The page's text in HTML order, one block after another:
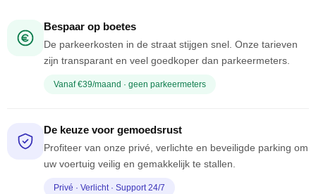
Bespaar op boetes
De parkeerkosten in de straat stijgen snel. Onze tarieven
zijn transparant en veel goedkoper dan parkeermeters.
Vanaf €39/maand · geen parkeermeters
De keuze voor gemoedsrust
Profiteer van onze privé, verlichte en beveiligde parking om
uw voertuig veilig en gemakkelijk te stallen.
Privé · Verlicht · Support 24/7